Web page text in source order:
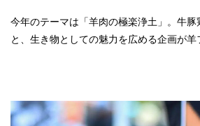
今年のテーマは「羊肉の極楽浄土」。牛
と、生き物としての魅力を広める企画が